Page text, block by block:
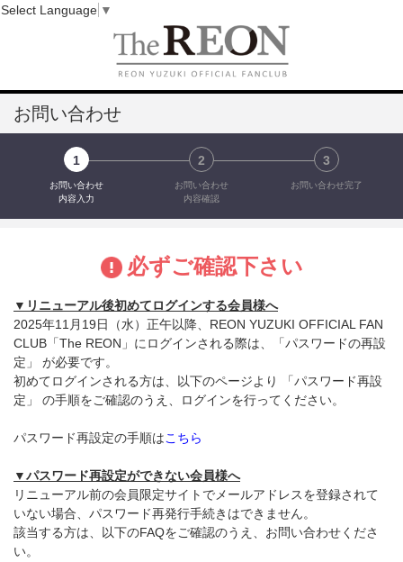
お問い合わせ
1
お問い合わせ
内容入力
2
お問い合わせ
内容確認
3
お問い合わせ完了
必ずご確認下さい
▼リニューアル後初めてログインする会員様へ
2025年11月19日（水）正午以降、REON YUZUKI OFFICIAL FAN
CLUB「The REON」にログインされる際は、「パスワードの再設
定」 が必要です。
初めてログインされる方は、以下のページより 「パスワード再設
定」 の手順をご確認のうえ、ログインを行ってください。
パスワード再設定の手順はこちら
▼パスワード再設定ができない会員様へ
リニューアル前の会員限定サイトでメールアドレスを登録されて
いない場合、パスワード再発行手続きはできません。
該当する方は、以下のFAQをご確認のうえ、お問い合わせくださ
い。
Select Language ▼